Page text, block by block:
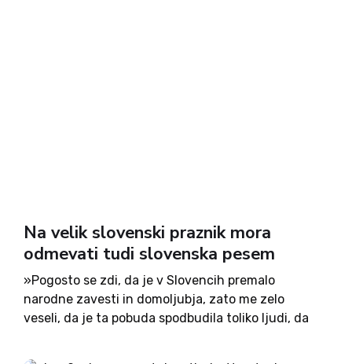
Na velik slovenski praznik mora
odmevati tudi slovenska pesem
»Pogosto se zdi, da je v Slovencih premalo
narodne zavesti in domoljubja, zato me zelo
veseli, da je ta pobuda spodbudila toliko ljudi, da
napovedi petkovega shoda v podporo slovenski